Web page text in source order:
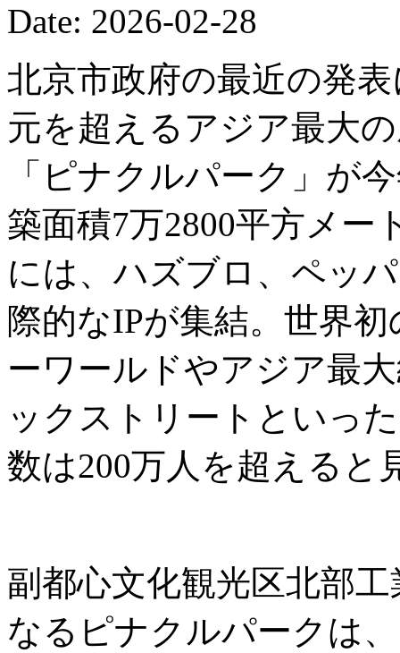
Date: 2026-02-28
北京市政府の最近の発
元を超えるアジア最大
「ピナクルパーク」が
築面積7万2800平方メ
には、ハズブロ、ペッ
際的なIPが集結。世界
ーワールドやアジア最
ックストリートといっ
数は200万人を超えると
副都心文化観光区北部
なるピナクルパークは